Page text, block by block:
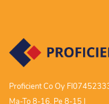
Proficient Co Oy
Ma-To 8-16, Pe 8-15 |